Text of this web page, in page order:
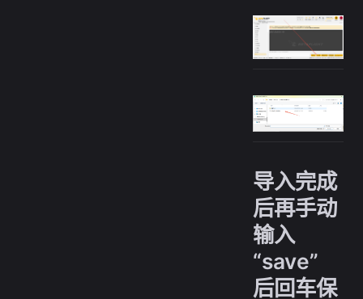
导入完成
后再手动
输入
“save”
后回车保